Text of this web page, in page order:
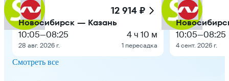
12 914 ₽
Новосибирск — Казань
10:05—08:25
28 авг. 2026 г.
4 ч 10 м
1 пересадка
10:05—08:25
4 сент. 2026 г.
Смотреть все